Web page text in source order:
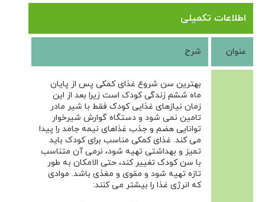
اطلاعات تکمیلی
عنوان شرح
بهترین سن شروع غذای کمکی پس از پایان
ماه ششم زندگی کودک است زیرا بعد از این
زمان نیازهای غذایی کودک فقط با شیر مادر
تامین نمی شود و دستگاه گوارش شیرخوار
توانایی هضم و جذب غذاهای نیمه جامد را پیدا
می کند. غذای کمکی مناسب برای کودک باید
تمیز و بهداشتی تهیه شود، نرمی آن متناسب
با سن کودک تغییر کند، حتی الامکان به طور
تازه تهیه شود و مقوی و مغذی باشد. موادی
که انرژی غذا را بیشتر می کنند: